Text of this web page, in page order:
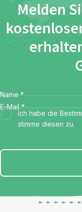
Melden
Name *
E-Mail *
Ich habe die
stimme diesen zu.